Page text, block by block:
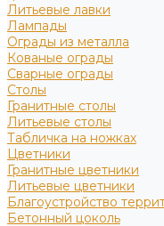
Литьевые лавки
Лампады
Ограды из металла
Кованые ограды
Сварные ограды
Столы
Гранитные столы
Литьевые столы
Табличка на ножках
Цветники
Гранитные цветники
Литьевые цветники
Благоустройство
Бетонный цоколь